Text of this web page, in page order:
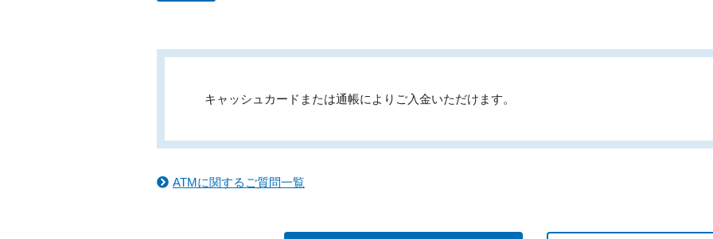
キャッシュカードまたは通帳によりご入金いただけます。
ATMに関するご質問一覧